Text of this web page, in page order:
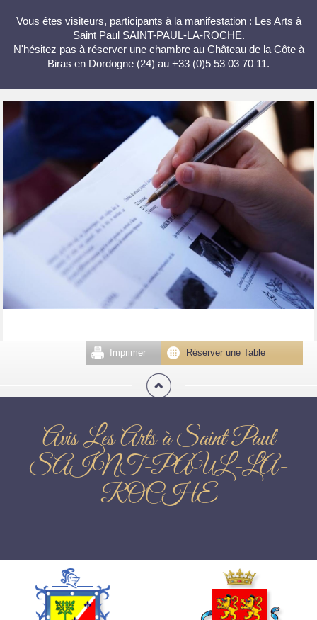
Vous êtes visiteurs, participants à la manifestation : Les Arts à
Saint Paul SAINT-PAUL-LA-ROCHE.
N'hésitez pas à réserver une chambre au Château de la Côte à
Biras en Dordogne (24) au +33 (0)5 53 03 70 11.
Réserver une Table
Imprimer
Avis Les Arts à Saint Paul
SAINT-PAUL-LA-
ROCHE